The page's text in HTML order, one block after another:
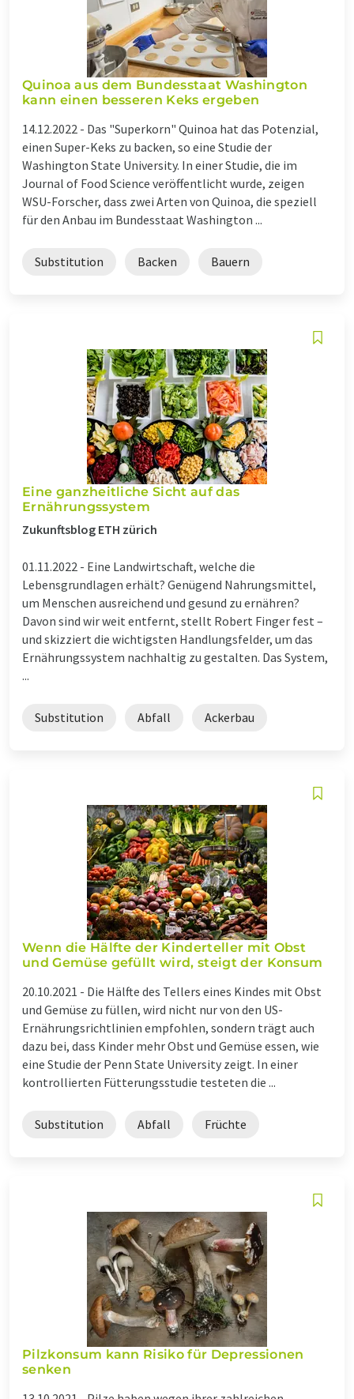
Quinoa aus dem Bundesstaat Washington
kann einen besseren Keks ergeben
14.12.2022 - Das "Superkorn" Quinoa hat das Potenzial,
einen Super-Keks zu backen, so eine Studie der
Washington State University. In einer Studie, die im
Journal of Food Science veröffentlicht wurde, zeigen
WSU-Forscher, dass zwei Arten von Quinoa, die speziell
für den Anbau im Bundesstaat Washington ...
Substitution Backen Bauern
Eine ganzheitliche Sicht auf das
Ernährungssystem
Zukunftsblog ETH zürich
01.11.2022 - Eine Landwirtschaft, welche die
Lebensgrundlagen erhält? Genügend Nahrungsmittel,
um Menschen ausreichend und gesund zu ernähren?
Davon sind wir weit entfernt, stellt Robert Finger fest –
und skizziert die wichtigsten Handlungsfelder, um das
Ernährungssystem nachhaltig zu gestalten. Das System,
...
Substitution Abfall Ackerbau
Wenn die Hälfte der Kinderteller mit Obst
und Gemüse gefüllt wird, steigt der Konsum
20.10.2021 - Die Hälfte des Tellers eines Kindes mit Obst
und Gemüse zu füllen, wird nicht nur von den US-
Ernährungsrichtlinien empfohlen, sondern trägt auch
dazu bei, dass Kinder mehr Obst und Gemüse essen, wie
eine Studie der Penn State University zeigt. In einer
kontrollierten Fütterungsstudie testeten die ...
Substitution Abfall Früchte
Pilzkonsum kann Risiko für Depressionen
senken